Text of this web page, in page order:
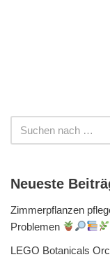
Neueste
Zimmerpflanzen
Problemen
LEGO Botanicals